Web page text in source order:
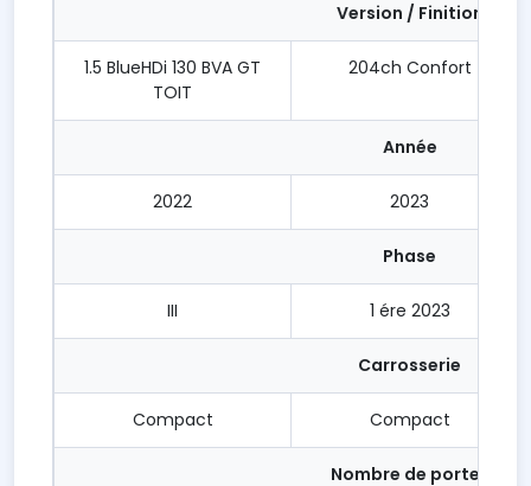
Version / Finition
1.5 BlueHDi 130 BVA GT
TOIT
204ch Confort
Année
2022 2023
Phase
III 1 ére 2023
Carrosserie
Compact Compact
Nombre de portes